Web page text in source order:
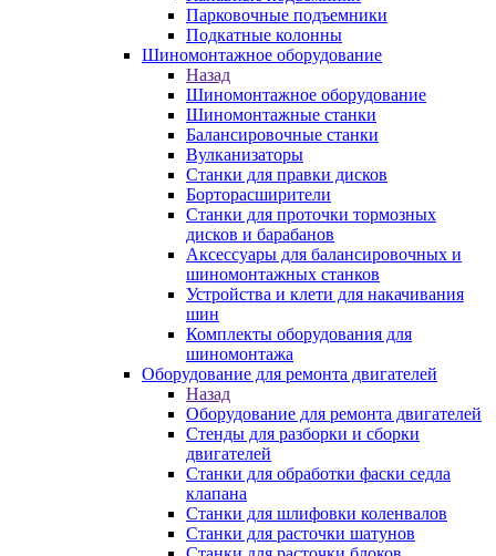
Парковочные подъемники
Подкатные колонны
Шиномонтажное оборудование
Назад
Шиномонтажное оборудование
Шиномонтажные станки
Балансировочные станки
Вулканизаторы
Станки для правки дисков
Борторасширители
Станки для проточки тормозных
дисков и барабанов
Аксессуары для балансировочных и
шиномонтажных станков
Устройства и клети для накачивания
шин
Комплекты оборудования для
шиномонтажа
Оборудование для ремонта двигателей
Назад
Оборудование для ремонта двигателей
Стенды для разборки и сборки
двигателей
Станки для обработки фаски седла
клапана
Станки для шлифовки коленвалов
Станки для расточки шатунов